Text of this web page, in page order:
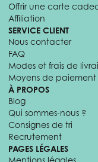
Offrir une carte
Affiliation
SERVICE CLIENT
Nous contacter
FAQ
Modes et frais de
Moyens de paiement
À PROPOS
Blog
Qui sommes-nous ?
Consignes de tri
Recrutement
PAGES LÉGALES
Mentions légales